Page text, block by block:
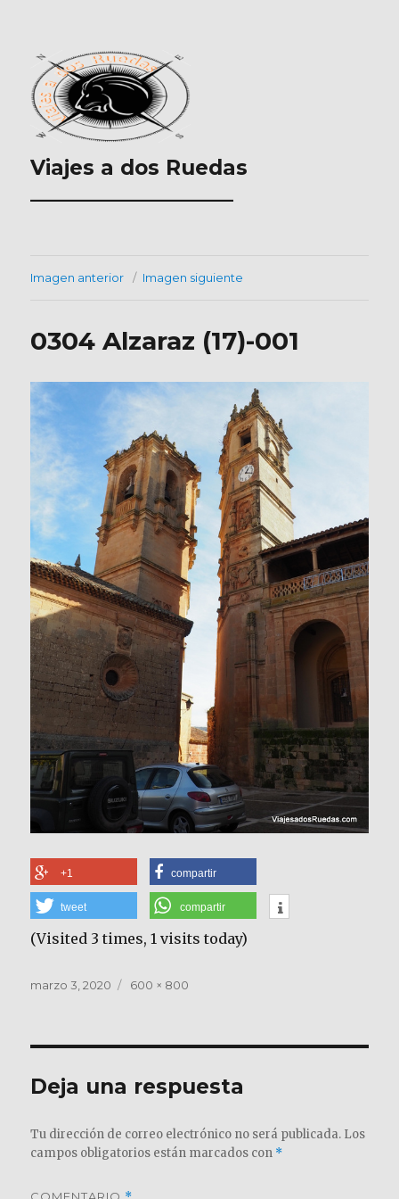
Viajes a dos Ruedas
___________________
Imagen anterior Imagen siguiente
0304 Alzaraz (17)-001
+1 compartir
tweet compartir
(Visited 3 times, 1 visits today)
Publicado
marzo 3, 2020
Tamaño
600 × 800
Deja una respuesta
Tu dirección de correo electrónico no será publicada. Los
campos obligatorios están marcados con *
COMENTARIO